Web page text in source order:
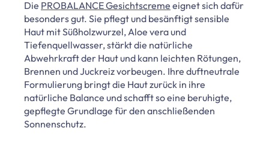
Die PROBALANCE Gesichtscreme eignet sich dafür
besonders gut. Sie pflegt und besänftigt sensible
Haut mit Süßholzwurzel, Aloe vera und
Tiefenquellwasser, stärkt die natürliche
Abwehrkraft der Haut und kann leichten Rötungen,
Brennen und Juckreiz vorbeugen. Ihre duftneutrale
Formulierung bringt die Haut zurück in ihre
natürliche Balance und schafft so eine beruhigte,
gepflegte Grundlage für den anschließenden
Sonnenschutz.